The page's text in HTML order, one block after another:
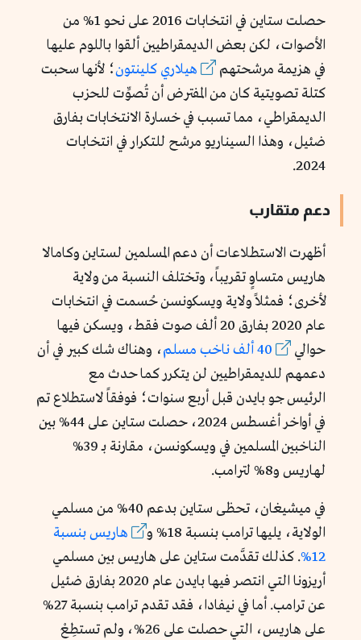
حصلت ستاين في انتخابات 2016 على نحو 1% من
الأصوات، لكن بعض الديمقراطيين ألقوا باللوم عليها
في هزيمة مرشحتهم
هيلاري كلينتون؛ لأنها سحبت
كتلة تصويتية كان من المفترض أن تُصوِّت للحزب
الديمقراطي، مما تسبب في خسارة الانتخابات بفارق
ضئيل، وهذا السيناريو مرشح للتكرار في انتخابات
2024.
دعم متقارب
أظهرت الاستطلاعات أن دعم المسلمين لستاين وكامالا
هاريس متساوٍ تقريباً، وتختلف النسبة من ولاية
لأخرى؛ فمثلاً ولاية ويسكونسن حُسمت في انتخابات
عام 2020 بفارق 20 ألف صوت فقط، ويسكن فيها
حوالي
40 ألف ناخب مسلم
، وهناك شك كبير في أن
دعمهم للديمقراطيين لن يتكرر كما حدث مع
الرئيس جو بايدن قبل أربع سنوات؛ فوفقاً لاستطلاع تم
في أواخر أغسطس 2024، حصلت ستاين على 44% بين
الناخبين المسلمين في ويسكونسن، مقارنة بـ 39%
لهاريس و8% لترامب.
في ميشيغان، تحظى ستاين بدعم 40% من مسلمي
الولاية، يليها ترامب بنسبة 18% و
هاريس بنسبة
12%
. كذلك تقدَّمت ستاين على هاريس بين مسلمي
أريزونا التي انتصر فيها بايدن عام 2020 بفارق ضئيل
عن ترامب. أما في نيفادا، فقد تقدم ترامب بنسبة 27%
على هاريس، التي حصلت على 26%، ولم تستطِعْ